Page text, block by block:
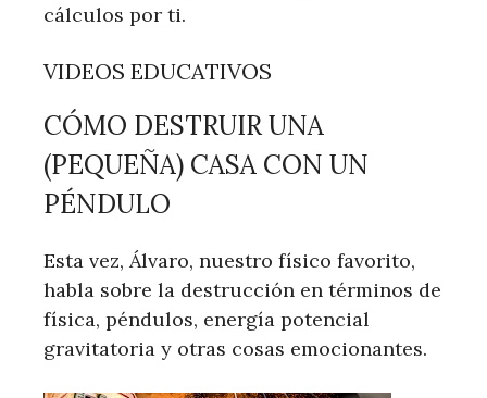
cálculos por ti.
VIDEOS EDUCATIVOS
CÓMO DESTRUIR UNA
(PEQUEÑA) CASA CON UN
PÉNDULO
Esta vez, Álvaro, nuestro físico favorito,
habla sobre la destrucción en términos de
física, péndulos, energía potencial
gravitatoria y otras cosas emocionantes.